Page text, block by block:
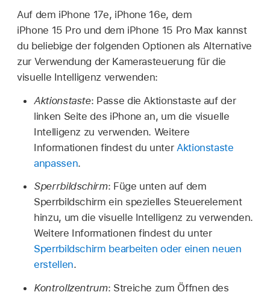
Auf dem iPhone 17e, iPhone 16e, dem
iPhone 15 Pro und dem iPhone 15 Pro Max kannst
du beliebige der folgenden Optionen als Alternative
zur Verwendung der Kamerasteuerung für die
visuelle Intelligenz verwenden:
Aktionstaste: Passe die Aktionstaste auf der
linken Seite des iPhone an, um die visuelle
Intelligenz zu verwenden. Weitere
Informationen findest du unter Aktionstaste
anpassen.
Sperrbildschirm: Füge unten auf dem
Sperrbildschirm ein spezielles Steuerelement
hinzu, um die visuelle Intelligenz zu verwenden.
Weitere Informationen findest du unter
Sperrbildschirm bearbeiten oder einen neuen
erstellen.
Kontrollzentrum: Streiche zum Öffnen des